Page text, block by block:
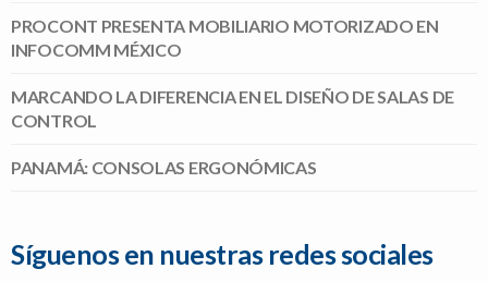
PROCONT PRESENTA MOBILIARIO MOTORIZADO EN
INFOCOMM MÉXICO
MARCANDO LA DIFERENCIA EN EL DISEÑO DE SALAS DE
CONTROL
PANAMÁ: CONSOLAS ERGONÓMICAS
Síguenos en nuestras redes sociales